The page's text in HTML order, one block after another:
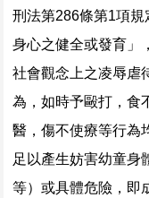
刑法第286條第1項
身心之健全或發育」
社會觀念上之凌辱虐
為，如時予毆打，食
醫，傷不使療等行為
足以產生妨害幼童身
等）或具體危險，即